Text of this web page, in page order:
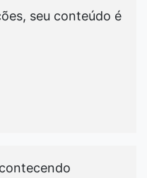
seu conteúdo é